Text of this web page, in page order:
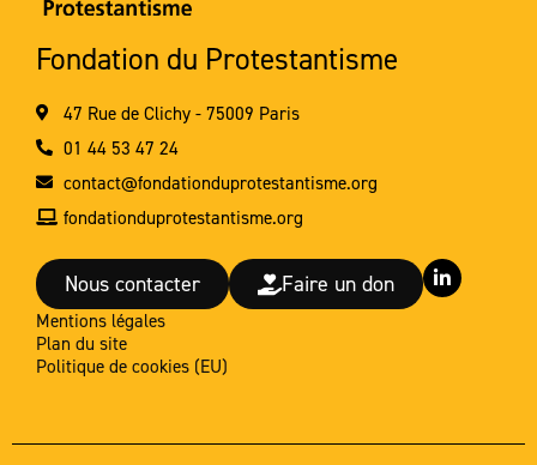
Fondation du Protestantisme
47 Rue de Clichy - 75009 Paris
01 44 53 47 24
contact@fondationduprotestantisme.org
fondationduprotestantisme.org
Nous contacter Faire un don
L
i
n
i
Mentions légales
Plan du site
Politique de cookies (EU)